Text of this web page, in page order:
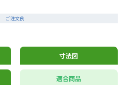
ご注文例
寸法図
適合商品